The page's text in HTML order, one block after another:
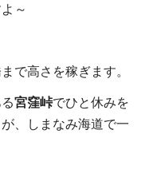
～
で高さを稼ぎます。
宮窪峠でひと休みを
、しまなみ海道で一